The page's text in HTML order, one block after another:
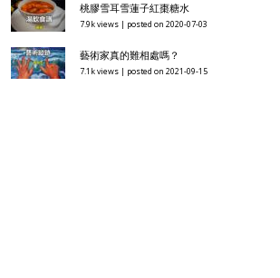
桃膠雪耳雪蓮子紅棗糖水
7.9k views posted on 2020-07-03
藝術家真的難相處嗎？
7.1k views posted on 2021-09-15